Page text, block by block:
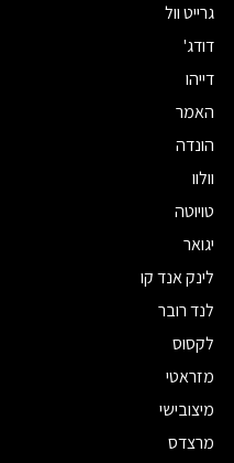
גרייט וול
דודג'
דייהו
האמר
הונדה
וולוו
טויוטה
יגואר
לינק אנד קו
לנד רובר
לקסוס
מזראטי
מיצובישי
מרצדס